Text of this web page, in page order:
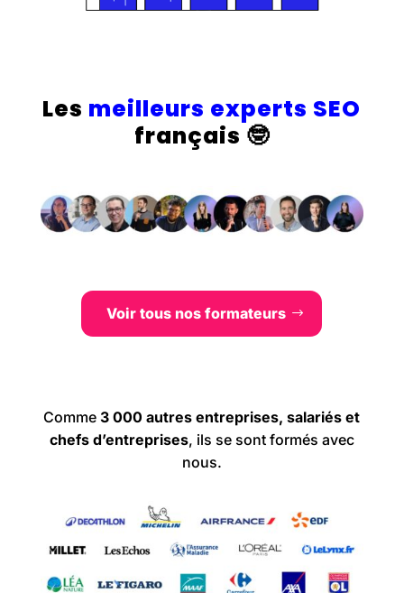
Les meilleurs experts SEO
français 🤓
Voir tous nos formateurs
Comme 3 000 autres entreprises, salariés et
chefs d’entreprises, ils se sont formés avec
nous.